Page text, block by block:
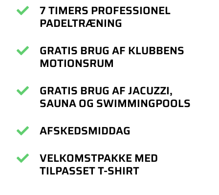
7 TIMERS PROFESSIONEL
PADELTRÆNING
GRATIS BRUG AF KLUBBENS
MOTIONSRUM
GRATIS BRUG AF JACUZZI,
SAUNA OG SWIMMINGPOOLS
AFSKEDSMIDDAG
VELKOMSTPAKKE MED
TILPASSET T-SHIRT